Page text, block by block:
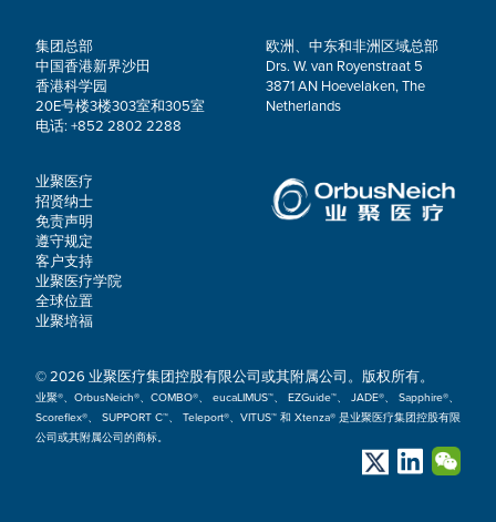
集团总部
中国香港新界沙田
香港科学园
20E号楼3楼303室和305室
电话: +852 2802 2288
欧洲、中东和非洲区域总部
Drs. W. van Royenstraat 5
3871 AN Hoevelaken, The
Netherlands
业聚医疗
招贤纳士
免责声明
遵守规定
客户支持
业聚医疗学院
全球位置
业聚培福
© 2026 业聚医疗集团控股有限公司或其附属公司。版权所有。
业聚®、OrbusNeich®、COMBO®、 eucaLIMUS™、 EZGuide™、 JADE®、 Sapphire®、
Scoreflex®、 SUPPORT C™、 Teleport®、VITUS™ 和 Xtenza® 是业聚医疗集团控股有限
公司或其附属公司的商标。